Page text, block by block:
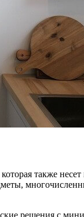
также
решения с